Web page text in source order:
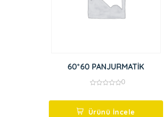
60*60 PANJURMATİK
5
0
Ürünü İncele